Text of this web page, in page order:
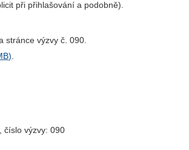
při přihlašování a podobně).
stránce výzvy č. 090.
, číslo výzvy: 090